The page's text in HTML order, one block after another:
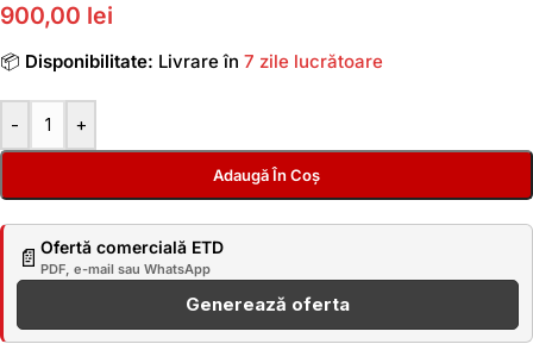
900,00 lei
📦 Disponibilitate: Livrare în 7 zile lucrătoare
- +
Adaugă În Coș
📄 Ofertă comercială ETD
PDF, e-mail sau WhatsApp
Generează oferta